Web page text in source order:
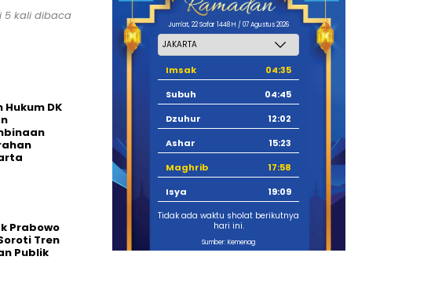
5 kali dibaca
DK
Prabowo
Tren
Publik
Jum'at, 22 Safar 1448 H / 07 Agustus 2026
Imsak
04:35
Subuh
04:45
Dzuhur
12:02
Ashar
15:23
Maghrib
17:58
Isya
19:09
Tidak ada waktu sholat berikutnya
hari ini.
Sumber: Kemenag